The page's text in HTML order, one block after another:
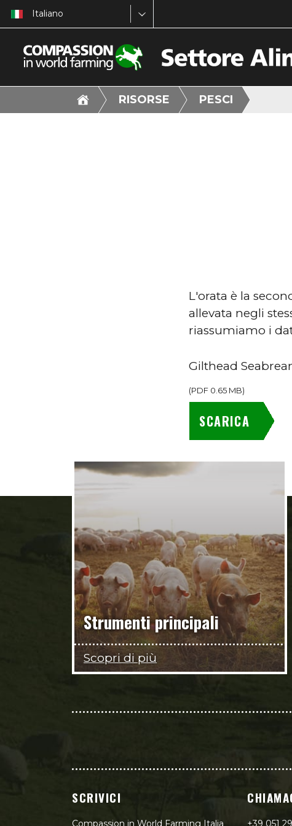
Italiano
RISORSE PESCI
L'orata è la
allevata negli
riassumiamo i
Gilthead
(PDF 0.65 MB)
SCARICA
Strumenti principali
Scopri di più
SCRIVICI
Compassion in World Farming Italia +39 051